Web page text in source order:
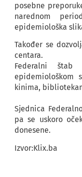
posebne
narednom
epidemiološka
Također se
centara.
Federalni
epidemiološkom
kinima,
Sjednica
pa se uskoro
donesene.
Izvor:Klix.ba